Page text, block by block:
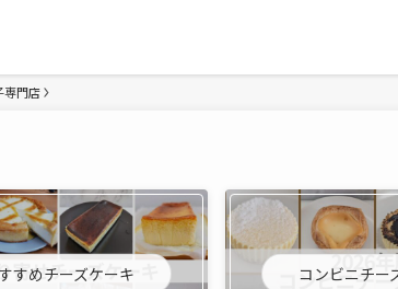
専門店
すめチーズケーキ コンビニチー